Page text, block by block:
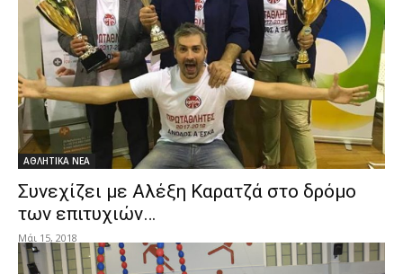
ΑΘΛΗΤΙΚΑ ΝΕΑ
Συνεχίζει με Αλέξη Καρατζά στο δρόμο
των επιτυχιών…
Μάι 15, 2018